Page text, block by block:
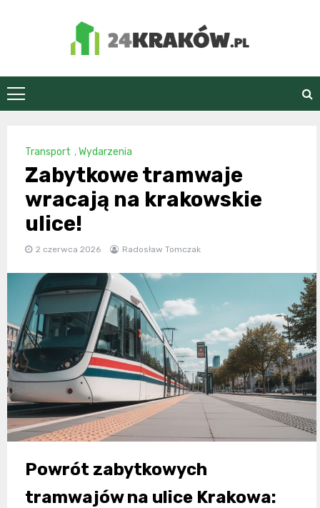
24Kraków.pl
Transport ,Wydarzenia
Zabytkowe tramwaje
wracają na krakowskie
ulice!
2 czerwca 2026 Radosław Tomczak
Powrót zabytkowych
tramwajów na ulice Krakowa: